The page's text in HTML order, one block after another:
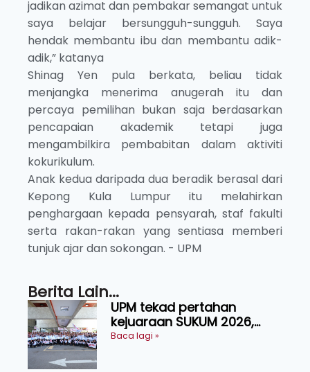
jadikan azimat dan pembakar semangat untuk
saya belajar bersungguh-sungguh. Saya
hendak membantu ibu dan membantu adik-
adik,” katanya
Shinag Yen pula berkata, beliau tidak
menjangka menerima anugerah itu dan
percaya pemilihan bukan saja berdasarkan
pencapaian akademik tetapi juga
mengambilkira pembabitan dalam aktiviti
kokurikulum.
Anak kedua daripada dua beradik berasal dari
Kepong Kula Lumpur itu melahirkan
penghargaan kepada pensyarah, staf fakulti
serta rakan-rakan yang sentiasa memberi
tunjuk ajar dan sokongan. - UPM
Berita Lain...
UPM tekad pertahan
kejuaraan SUKUM 2026,
sasar 16 pingat emas
Baca lagi »